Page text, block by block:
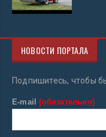
НОВОСТИ ПОРТАЛА
Подпишитесь, чтобы
E-mail(обязательно)